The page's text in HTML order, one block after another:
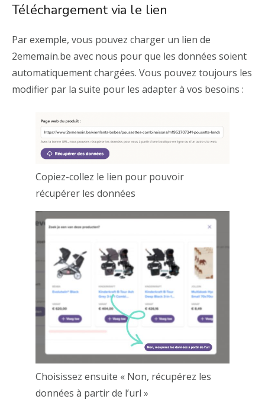
Téléchargement via le lien
Par exemple, vous pouvez charger un lien de
2ememain.be avec nous pour que les données soient
automatiquement chargées. Vous pouvez toujours les
modifier par la suite pour les adapter à vos besoins :
Copiez-collez le lien pour pouvoir
récupérer les données
Choisissez ensuite « Non, récupérez les
données à partir de l’url »